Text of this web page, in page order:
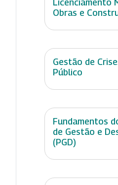
Obras e
Gestão de
Público
Fundamentos
de Gestão e
(PGD)